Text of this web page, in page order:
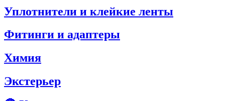
Уплотнители и клейкие ленты
Фитинги и адаптеры
Химия
Экстерьер